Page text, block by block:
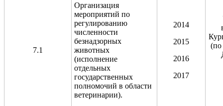
7.1
Организация
мероприятий по
регулированию
численности
безнадзорных
животных
(исполнение
отдельных
государственных
полномочий в области
ветеринарии).
2014
2015
2016
2017
(по